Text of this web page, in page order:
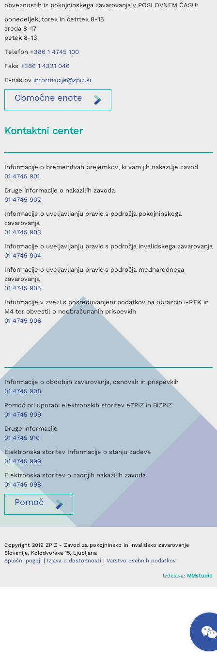
obveznostih iz pokojninskega zavarovanja v POSLOVNEM ČASU:
ponedeljek, torek in četrtek8-15
sreda 8-17
petek8-13
Telefon +386 1 4745 100
Faks +386 1 4321 046
E-naslov informacije@zpiz.si
Območneenote
Kontaktni center
Informacije o bremenitvah prejemkov, ki vam jih nakazuje zavod
01 4745 901
Druge informacije o nakazilih zavoda
01 4745 902
Informacije o uveljavljanju pravic s področja pokojninskega
zavarovanja
01 4745 903
Informacije o uveljavljanju pravic s področja invalidskega zavarovanja
01 4745 904
Informacije o uveljavljanju pravic s področja mednarodnega
zavarovanja
01 4745 905
Informacije v zvezi s posredovanjem podatkov na obrazcih i-REK in
M4 ter obvestil o neobračunanih prispevkih
01 4745 906
Informacije o obdobjih zavarovanja, osnovah in prispevkih
01 4745 908
Pomoč pri uporabi elektronskih storitev eZPIZ in BiZPIZ
01 4745 909
Druge informacije
01 4745 910
Elektronska storitev Informacije o stanju zadeve
01 4745 999
Elektronska storitev o zadnjih nakazilih zavoda
01 4745 998
Pomoč
Copyright 2019 ZPIZ - Zavod za pokojninsko in invalidsko zavarovanje
Slovenije, Kolodvorska 15, Ljubljana
Splošni pogoji | Izjava o dostopnosti | Varstvo osebnih podatkov
Izdelava: MMstudio